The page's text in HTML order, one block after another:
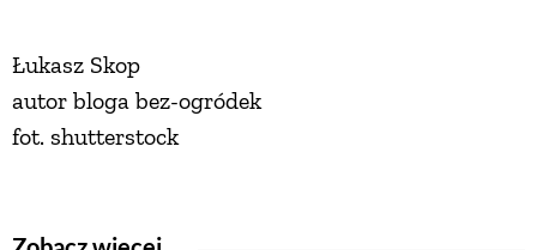
Łukasz Skop
autor bloga bez-ogródek
fot. shutterstock